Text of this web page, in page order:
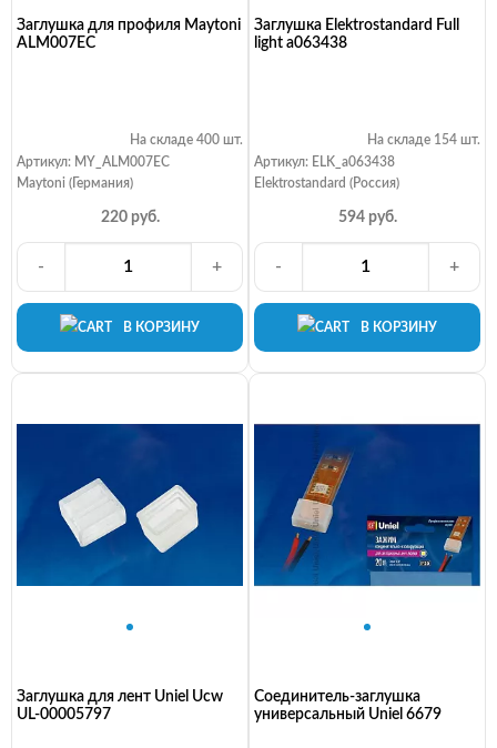
Заглушка для профиля Maytoni
ALM007EC
На складе 400 шт.
Артикул: MY_ALM007EC
Maytoni (Германия)
220 руб.
В КОРЗИНУ
- +
Заглушка Elektrostandard Full
light a063438
На складе 154 шт.
Артикул: ELK_a063438
Elektrostandard (Россия)
594 руб.
В КОРЗИНУ
- +
Заглушка для лент Uniel Ucw
UL-00005797
Соединитель-заглушка
универсальный Uniel 6679